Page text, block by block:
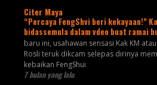
Citer Maya
“Percaya FengShvi beri kekayaan!”
bidassemula dalam vdeo buat ramai
baru ini, usahawan sensasi Kak KM
Rosli teruk dikcam selepas dirinya
kebaikan FengShui
7 bulan yang lalu